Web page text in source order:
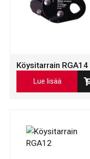
Köysitarrain RGA14
Lue lisää